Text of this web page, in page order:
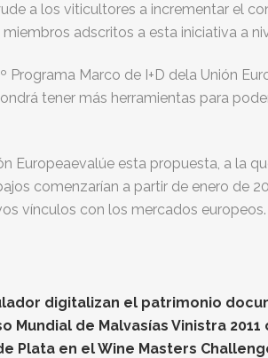
a los viticultores a incrementar el
adscritos a esta iniciativa a
Programa Marco de I+D dela Unión
tener más herramientas para
Europeaevalúe esta propuesta, a la
comenzarían a partir de enero de
vínculos con los mercados europeos.
digitalizan el patrimonio
Mundial de Malvasías Vinistra
Plata en el Wine Masters